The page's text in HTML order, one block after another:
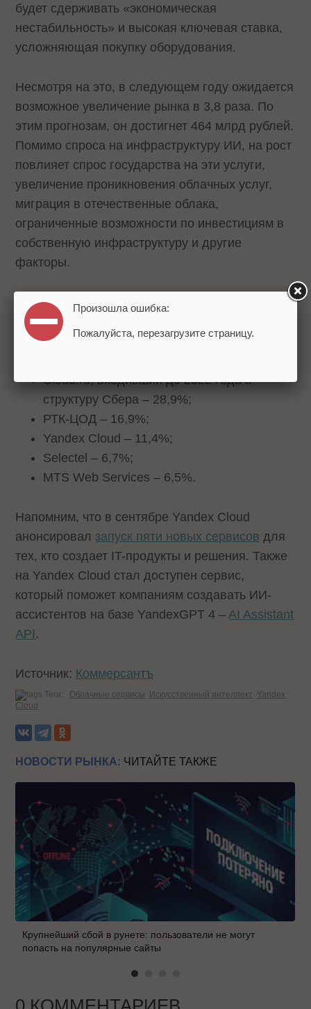
будет сдерживать «экономическая
нестабильность» и высокая ключевая ставка,
усложняющая покупку оборудования.
Несмотря на это, в следующем году ожидается
возможное увеличение рынка в 3,8 раза. По
этим прогнозам, он достигнет 464 млрд рублей.
Помимо спроса на инфраструктуру ИИ, на рост
повлияет спрос государства на эти услуги,
увеличение проникновения облачных услуг,
миграция в отечественные облака,
ограниченные возможности по инвестициям в
собственную инфраструктуру и другие
факторы.
В этом году крупнейшими игроками рынка
IaaS+PaaS (инфраструктура/платформа как
услуга) стали:
Cloud.ru, входивший до 2022 года в
структуру Сбера – 28,9%;
РТК-ЦОД – 16,9%;
Yandex Cloud – 11,4%;
Selectel – 6,7%;
MTS Web Services – 6,5%.
Напомним, что в сентябре Yandex Cloud
анонсировал запуск пяти новых сервисов для
тех, кто создает IT-продукты и решения. Также
на Yandex Cloud стал доступен сервис,
который поможет компаниям создавать ИИ-
ассистентов на базе YandexGPT 4 – AI Assistant
API .
Источник: Коммерсантъ
Теги: Облачные сервисы Искусственный интеллект Yandex
Cloud
НОВОСТИ РЫНКА: ЧИТАЙТЕ ТАКЖЕ
Крупнейший сбой в рунете: пользователи не могут
попасть на популярные сайты
Произошла ошибка:
Пожалуйста, перезагрузите страницу.